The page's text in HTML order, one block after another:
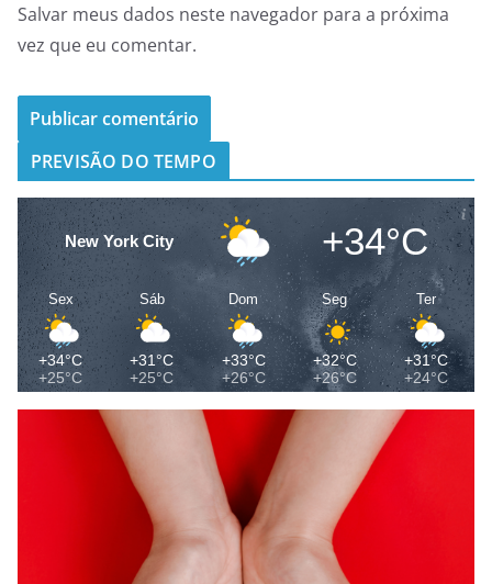
Salvar meus dados neste navegador para a próxima
vez que eu comentar.
PREVISÃO DO TEMPO
New York City +34°C
Sex
+34°C
+25°C
Sáb
+31°C
+25°C
Dom
+33°C
+26°C
Seg
+32°C
+26°C
Ter
+31°C
+24°C